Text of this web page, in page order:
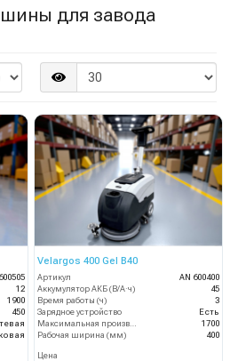
для завода
12
1900
450
Velargos 400 Gel B40
Артикул
AN 600400
Аккумулятор АКБ (В/А·ч)
45
Время работы (ч)
3
Зарядное устройство
Есть
1700
Рабочая ширина (мм)
400
Цена